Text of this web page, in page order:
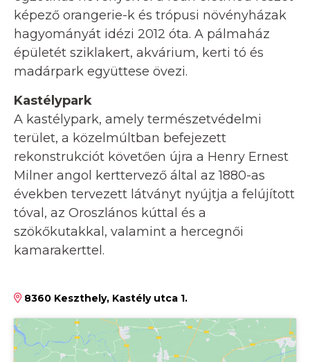
képező orangerie-k és trópusi növényházak
hagyományát idézi 2012 óta. A pálmaház
épületét sziklakert, akvárium, kerti tó és
madárpark együttese övezi.
Kastélypark
A kastélypark, amely természetvédelmi
terület, a közelmúltban befejezett
rekonstrukciót követően újra a Henry Ernest
Milner angol kerttervező által az 1880-as
években tervezett látványt nyújtja a felújított
tóval, az Oroszlános kúttal és a
szökőkutakkal, valamint a hercegnői
kamarakerttel.
8360 Keszthely, Kastély utca 1.